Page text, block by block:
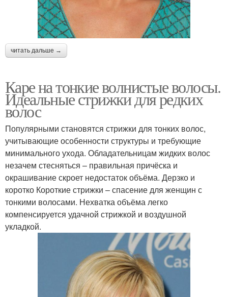
читать дальше →
Каре на тонкие волнистые волосы.
Идеальные стрижки для редких
волос
Популярными становятся стрижки для тонких волос,
учитывающие особенности структуры и требующие
минимального ухода. Обладательницам жидких волос
незачем стесняться – правильная причёска и
окрашивание скроет недостаток объёма. Дерзко и
коротко Короткие стрижки – спасение для женщин с
тонкими волосами. Нехватка объёма легко
компенсируется удачной стрижкой и воздушной
укладкой.